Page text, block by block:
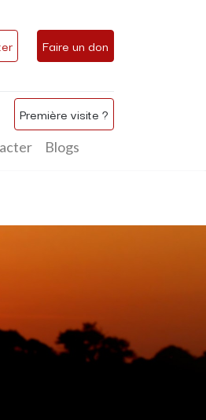
Faire un don
Première visite ?
Blogs